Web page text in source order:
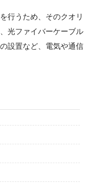
行うため、そのクオリ
光ファイバーケーブル
設置など、電気や通信